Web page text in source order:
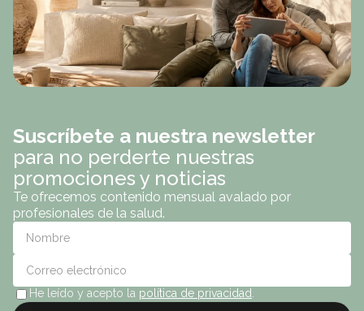
Suscríbete a nuestra newsletter
para no perderte nuestras
promociones y noticias
Te ofrecemos contenido mensual avalado por
profesionales de la salud.
He leído y acepto la política de privacidad.